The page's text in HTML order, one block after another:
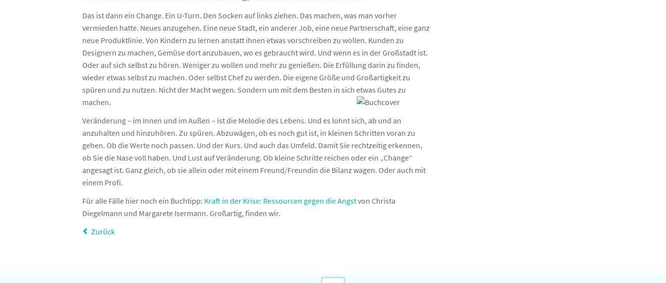
Das ist dann ein Change. Ein U-Turn. Den Socken auf links ziehen. Das machen, was man vorher
vermieden hatte. Neues anzugehen. Eine neue Stadt, ein anderer Job, eine neue Partnerschaft, eine ganz
neue Produktlinie. Von Kindern zu lernen anstatt ihnen etwas vorschreiben zu wollen. Kunden zu
Designern zu machen, Gemüse dort anzubauen, wo es gebraucht wird. Und wenn es in der Großstadt ist.
Oder auf sich selbst zu hören. Weniger zu wollen und mehr zu genießen. Die Erfüllung darin zu finden,
wieder etwas selbst zu machen. Oder selbst Chef zu werden. Die eigene Größe und Großartigkeit zu
spüren und zu nutzen. Nicht der Macht wegen. Sondern um mit dem Besten in sich etwas Gutes zu
machen.
Veränderung – im Innen und im Außen – ist die Melodie des Lebens. Und es lohnt sich, ab und an
anzuhalten und hinzuhören. Zu spüren. Abzuwägen, ob es noch gut ist, in kleinen Schritten voran zu
gehen. Ob die Werte noch passen. Und der Kurs. Und auch das Umfeld. Damit Sie rechtzeitig erkennen,
ob Sie die Nase voll haben. Und Lust auf Veränderung. Ob kleine Schritte reichen oder ein „Change“
angesagt ist. Ganz gleich, ob sie allein oder mit einem Freund/Freundin die Bilanz wagen. Oder auch mit
einem Profi.
Für alle Fälle hier noch ein Buchtipp: Kraft in der Krise: Ressourcen gegen die Angstvon Christa
Diegelmann und Margarete Isermann. Großartig, finden wir.
Zurück